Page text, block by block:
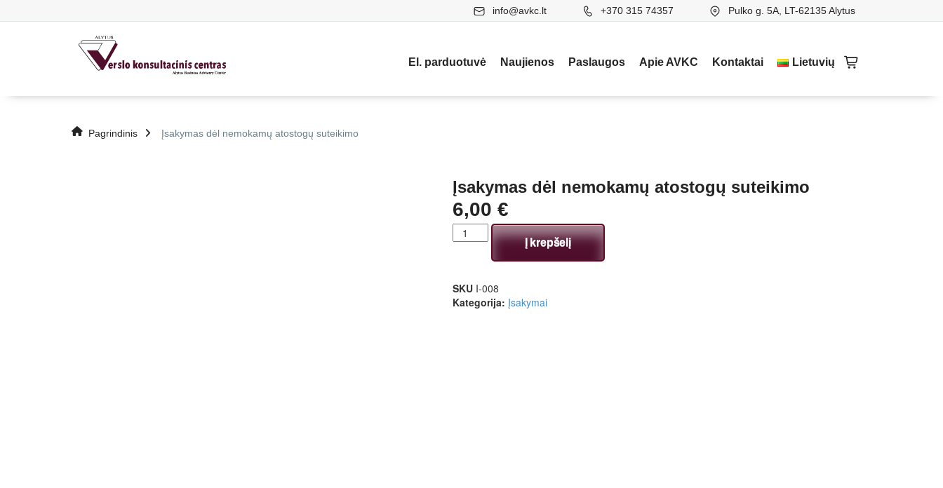
info@avkc.lt +370 315 74357 Pulko g. 5A, LT-62135 Alytus
El. parduotuvė Naujienos Paslaugos Apie AVKC Kontaktai Lietuvių
Pagrindinis Įsakymas dėl nemokamų atostogų suteikimo
Įsakymas dėl nemokamų atostogų suteikimo
6,00 €
Į krepšelį
SKU I-008
Kategorija: Įsakymai